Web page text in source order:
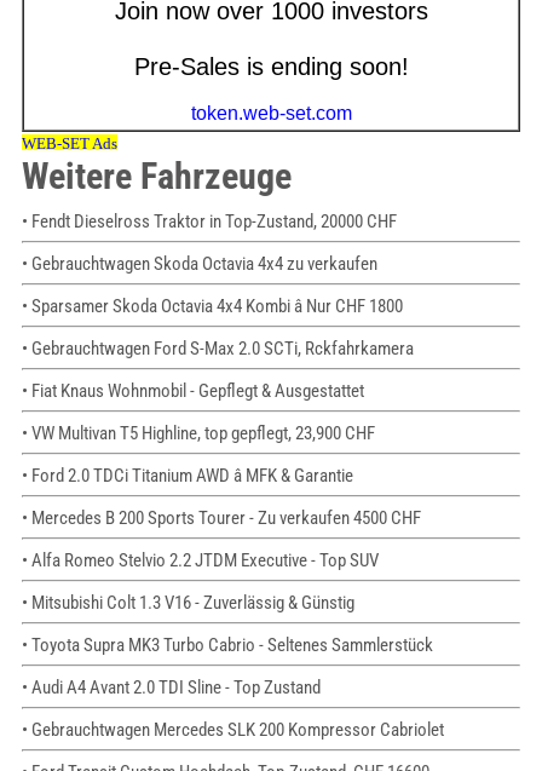
Weitere Fahrzeuge
• Fendt Dieselross Traktor in Top-Zustand, 20000 CHF
• Gebrauchtwagen Skoda Octavia 4x4 zu verkaufen
• Sparsamer Skoda Octavia 4x4 Kombi â Nur CHF 1800
• Gebrauchtwagen Ford S-Max 2.0 SCTi, Rckfahrkamera
• Fiat Knaus Wohnmobil - Gepflegt & Ausgestattet
• VW Multivan T5 Highline, top gepflegt, 23,900 CHF
• Ford 2.0 TDCi Titanium AWD â MFK & Garantie
• Mercedes B 200 Sports Tourer - Zu verkaufen 4500 CHF
• Alfa Romeo Stelvio 2.2 JTDM Executive - Top SUV
• Mitsubishi Colt 1.3 V16 - Zuverlässig & Günstig
• Toyota Supra MK3 Turbo Cabrio - Seltenes Sammlerstück
• Audi A4 Avant 2.0 TDI Sline - Top Zustand
• Gebrauchtwagen Mercedes SLK 200 Kompressor Cabriolet